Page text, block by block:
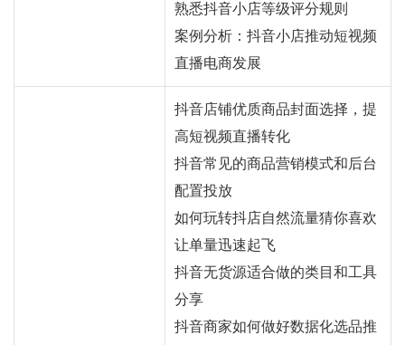
熟悉抖音小店等级评分规则
案例分析：抖音小店推动短视频
直播电商发展
抖音店铺优质商品封面选择，提
高短视频直播转化
抖音常见的商品营销模式和后台
配置投放
如何玩转抖店自然流量猜你喜欢
让单量迅速起飞
抖音无货源适合做的类目和工具
分享
抖音商家如何做好数据化选品推